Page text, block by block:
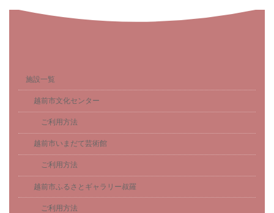
施設一覧
越前市文化センター
ご利用方法
越前市いまだて芸術館
ご利用方法
越前市ふるさとギャラリー叔羅
ご利用方法